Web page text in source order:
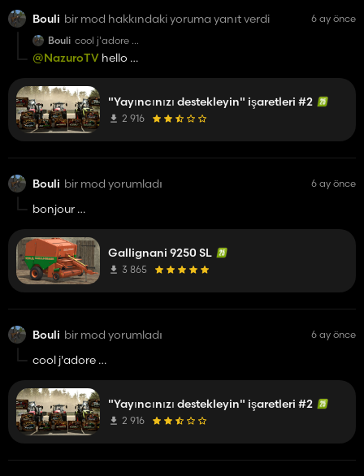
Bouli bir mod hakkındaki yoruma yanıt verdi
6 ay önce
Bouli cool j'adore
energie 5 n'y est pas
il a pas voulus ?
@NazuroTV hello
good job a toi
bonne continuation"Yayıncınızı destekleyin" işaretleri #2
2 916
Bouli bir mod yorumladı 6 ay önce
bonjour
même marque ?
ca serais genial comme ca j'aurais les deux
merci et good job
Gallignani 9250 SL
3 865
Bouli bir mod yorumladı 6 ay önce
cool j'adore
il a pas voulus ?
"Yayıncınızı destekleyin" işaretleri #2
2 916